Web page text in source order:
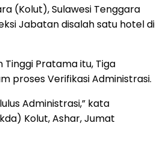
(Kolut), Sulawesi Tenggara
Jabatan disalah satu hotel di
Pratama itu, Tiga
proses Verifikasi Administrasi.
Administrasi,” kata
Kolut, Ashar, Jumat